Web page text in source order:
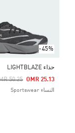
-45%
حذاء LIGHTBLAZE
From
50.25 OMR 25.13
النساء Sportswear